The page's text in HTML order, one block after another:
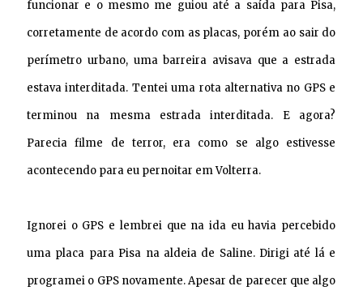
funcionar e o mesmo me guiou até a saída para Pisa,
corretamente de acordo com as placas, porém ao sair do
perímetro urbano, uma barreira avisava que a estrada
estava interditada. Tentei uma rota alternativa no GPS e
terminou na mesma estrada interditada. E agora?
Parecia filme de terror, era como se algo estivesse
acontecendo para eu pernoitar em Volterra.
Ignorei o GPS e lembrei que na ida eu havia percebido
uma placa para Pisa na aldeia de Saline. Dirigi até lá e
programei o GPS novamente. Apesar de parecer que algo